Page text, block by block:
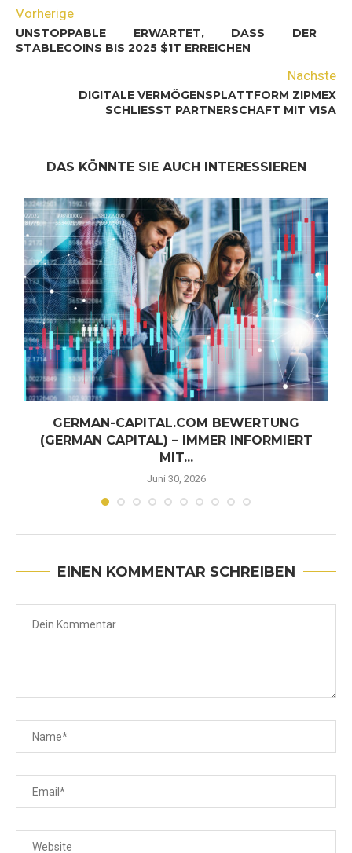
Vorherige
UNSTOPPABLE ERWARTET, DASS DER
STABLECOINS BIS 2025 $1T ERREICHEN
Nächste
DIGITALE VERMÖGENSPLATTFORM ZIPMEX
SCHLIESST PARTNERSCHAFT MIT VISA
DAS KÖNNTE SIE AUCH INTERESSIEREN
GERMAN-CAPITAL.COM BEWERTUNG
(GERMAN CAPITAL) – IMMER INFORMIERT
MIT...
Juni 30, 2026
EINEN KOMMENTAR SCHREIBEN